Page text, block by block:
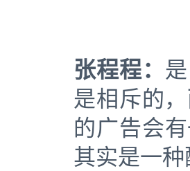
张程程：
是相斥的
的广告会
其实是一